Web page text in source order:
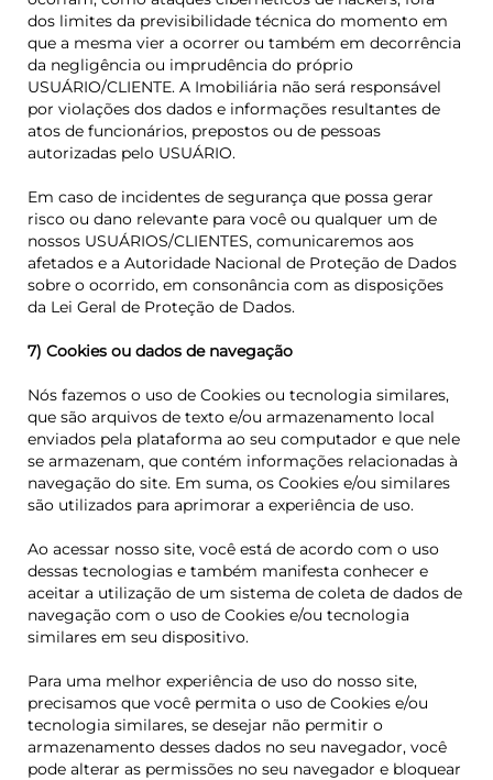
dos limites da previsibilidade técnica do momento em
que a mesma vier a ocorrer ou também em decorrência
da negligência ou imprudência do próprio
USUÁRIO/CLIENTE. A Imobiliária não será responsável
por violações dos dados e informações resultantes de
atos de funcionários, prepostos ou de pessoas
autorizadas pelo USUÁRIO.
Em caso de incidentes de segurança que possa gerar
risco ou dano relevante para você ou qualquer um de
nossos USUÁRIOS/CLIENTES, comunicaremos aos
afetados e a Autoridade Nacional de Proteção de Dados
sobre o ocorrido, em consonância com as disposições
da Lei Geral de Proteção de Dados.
7) Cookies ou dados de navegação
Nós fazemos o uso de Cookies ou tecnologia similares,
que são arquivos de texto e/ou armazenamento local
enviados pela plataforma ao seu computador e que nele
se armazenam, que contém informações relacionadas à
navegação do site. Em suma, os Cookies e/ou similares
são utilizados para aprimorar a experiência de uso.
Ao acessar nosso site, você está de acordo com o uso
dessas tecnologias e também manifesta conhecer e
aceitar a utilização de um sistema de coleta de dados de
navegação com o uso de Cookies e/ou tecnologia
similares em seu dispositivo.
Para uma melhor experiência de uso do nosso site,
precisamos que você permita o uso de Cookies e/ou
tecnologia similares, se desejar não permitir o
armazenamento desses dados no seu navegador, você
pode alterar as permissões no seu navegador e bloquear